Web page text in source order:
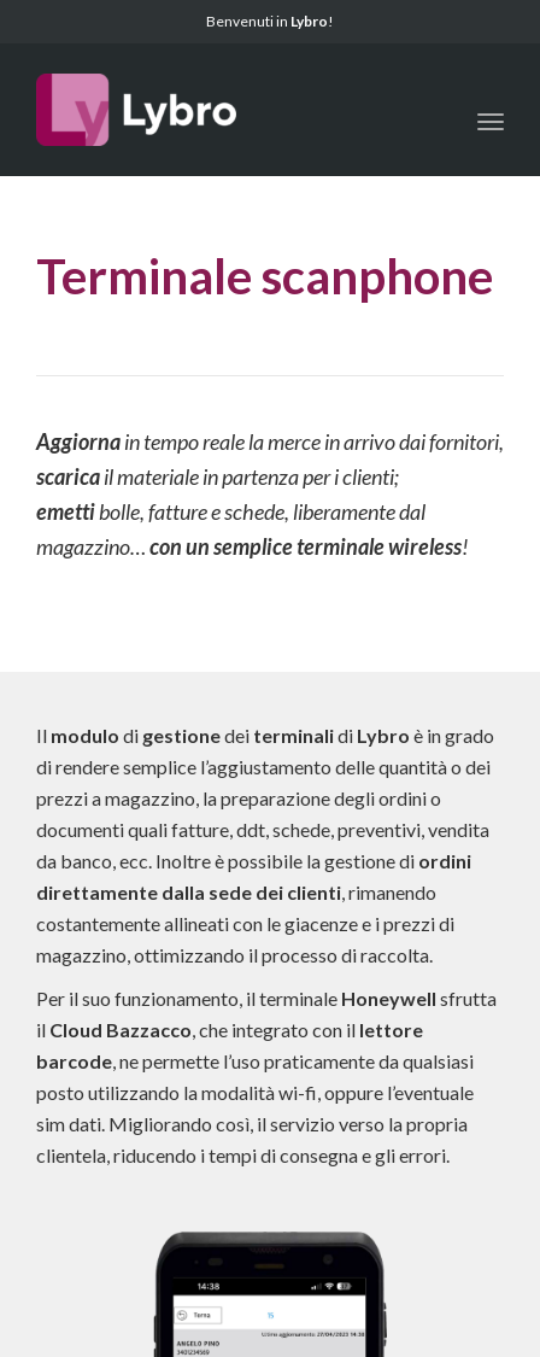
Benvenuti in Lybro!
Terminale scanphone
Aggiornain tempo reale la merce in arrivo dai fornitori,
scaricail materiale in partenza per i clienti;
emettibolle, fatture e schede, liberamente dal
magazzino…con un semplice terminale wireless!
Il modulo di gestionedei terminalidi Lybro è in grado
di rendere semplice l’aggiustamento delle quantità o dei
prezzi a magazzino, la preparazione degli ordini o
documenti quali fatture, ddt, schede, preventivi, vendita
da banco, ecc. Inoltre è possibile la gestione di ordini
direttamente dalla sede dei clienti, rimanendo
costantemente allineati con le giacenze e i prezzi di
magazzino, ottimizzando il processo di raccolta.
Per il suo funzionamento, il terminale Honeywell sfrutta
il Cloud Bazzacco, che integrato con il lettore
barcode, ne permette l’uso praticamente da qualsiasi
posto utilizzando la modalità wi-fi, oppure l’eventuale
sim dati. Migliorando così, il servizio verso la propria
clientela, riducendo i tempi di consegna e gli errori.